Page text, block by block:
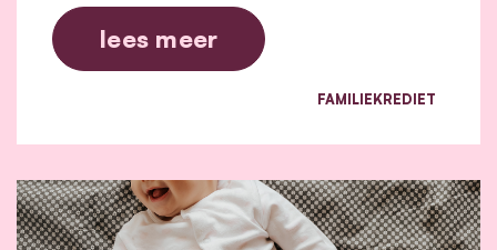
lees meer
FAMILIEKREDIET